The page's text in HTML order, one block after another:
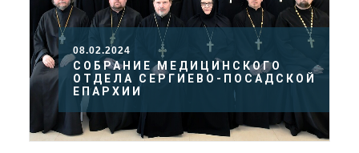
08.02.2024
СОБРАНИЕ МЕДИЦИНСКОГО
ОТДЕЛА СЕРГИЕВО-ПОСАДСКОЙ
ЕПАРХИИ